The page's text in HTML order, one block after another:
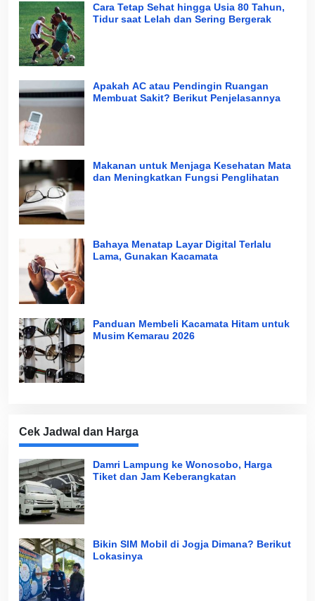
Cara Tetap Sehat hingga Usia 80 Tahun,
Tidur saat Lelah dan Sering Bergerak
Apakah AC atau Pendingin Ruangan
Membuat Sakit? Berikut Penjelasannya
Makanan untuk Menjaga Kesehatan Mata
dan Meningkatkan Fungsi Penglihatan
Bahaya Menatap Layar Digital Terlalu
Lama, Gunakan Kacamata
Panduan Membeli Kacamata Hitam untuk
Musim Kemarau 2026
Cek Jadwal dan Harga
Damri Lampung ke Wonosobo, Harga
Tiket dan Jam Keberangkatan
Bikin SIM Mobil di Jogja Dimana? Berikut
Lokasinya